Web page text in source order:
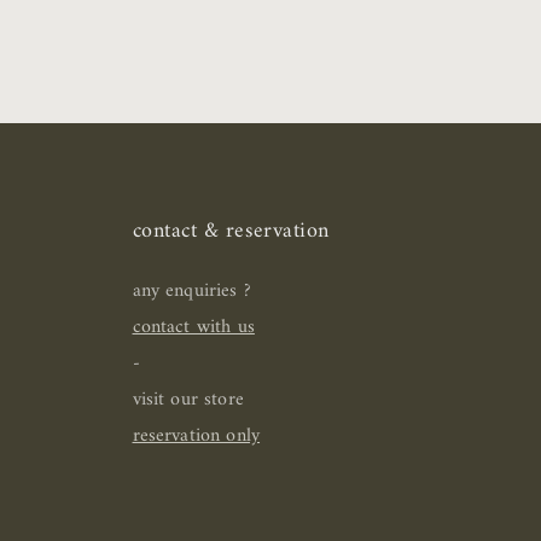
contact & reservation
any enquiries ?
contact with us
-
visit our store
reservation only